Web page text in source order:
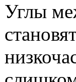
Углы